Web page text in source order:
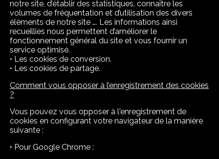
notre site, d’établir des statistiques, connaître les
volumes de fréquentation et d’utilisation des divers
éléments de notre site …. Les informations ainsi
recueillies nous permettent d’améliorer le
fonctionnement général du site et vous fournir un
service optimisé.
• Les cookies de conversion.
• Les cookies de partage.
Comment vous opposer à l’enregistrement des cookies
?
Vous pouvez vous opposer à l'enregistrement de
cookies en configurant votre navigateur de la manière
suivante :
• Pour Google Chrome :